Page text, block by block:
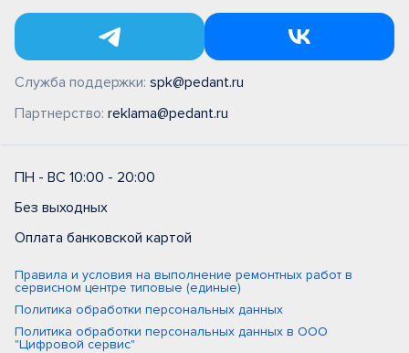
Служба поддержки: spk@pedant.ru
Партнерство: reklama@pedant.ru
ПН - ВС 10:00 - 20:00
Без выходных
Оплата банковской картой
Правила и условия на выполнение ремонтных работ в
сервисном центре типовые (единые)
Политика обработки персональных данных
Политика обработки персональных данных в ООО
"Цифровой сервис"